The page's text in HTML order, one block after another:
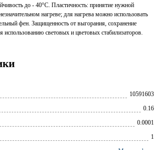
до - 40°С. Пластичность: принятие нужной
нагреве; для нагрева можно использовать
фен. Защищенность от выгорания, сохранение
использованию световых и цветовых стабилизаторов.
10591603
0.16
0.0001
1